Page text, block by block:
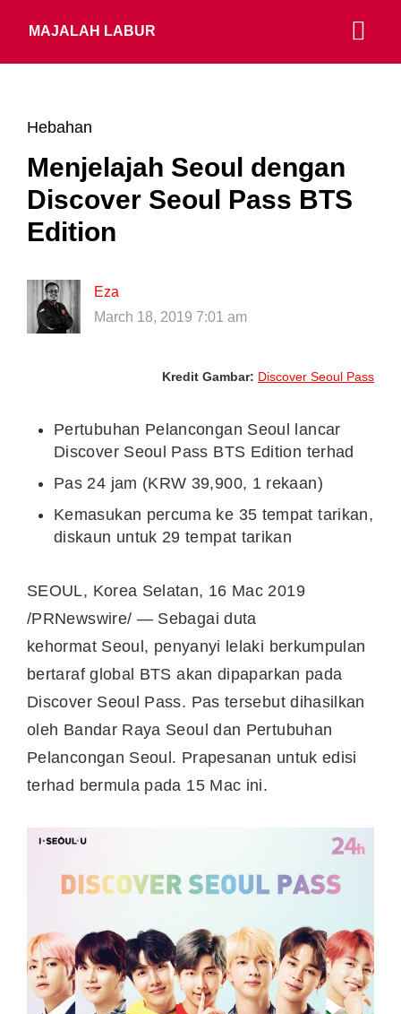
MAJALAH LABUR
Hebahan
Menjelajah Seoul dengan
Discover Seoul Pass BTS
Edition
Eza
March 18, 2019 7:01 am
Kredit Gambar: Discover Seoul Pass
Pertubuhan Pelancongan Seoul lancar
Discover Seoul Pass BTS Edition terhad
Pas 24 jam (KRW 39,900, 1 rekaan)
Kemasukan percuma ke 35 tempat tarikan,
diskaun untuk 29 tempat tarikan
SEOUL, Korea Selatan, 16 Mac 2019
/PRNewswire/ — Sebagai duta
kehormat Seoul, penyanyi lelaki berkumpulan
bertaraf global BTS akan dipaparkan pada
Discover Seoul Pass. Pas tersebut dihasilkan
oleh Bandar Raya Seoul dan Pertubuhan
Pelancongan Seoul. Prapesanan untuk edisi
terhad bermula pada 15 Mac ini.